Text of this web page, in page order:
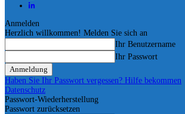
Anmelden
Herzlich willkommen! Melden Sie sich an
Ihr Benutzername
Ihr Passwort
Haben Sie Ihr Passwort vergessen? Hilfe bekommen
Datenschutz
Passwort-Wiederherstellung
Passwort zurücksetzen